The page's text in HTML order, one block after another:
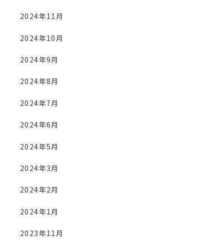
2024年11月
2024年10月
2024年9月
2024年8月
2024年7月
2024年6月
2024年5月
2024年3月
2024年2月
2024年1月
2023年11月